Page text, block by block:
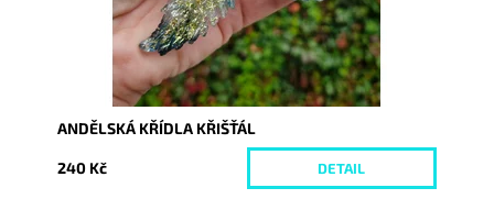
ANDĚLSKÁ KŘÍDLA KŘIŠŤÁL
240 Kč DETAIL